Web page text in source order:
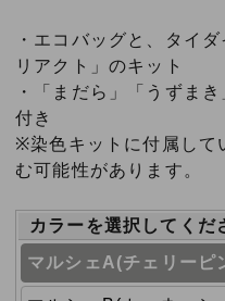
・エコバッグと、タイ
リアクト」のキット
・「まだら」「うずま
付き
※染色キットに付属して
む可能性があります。
カラーを選択してくだ
マルシェA(チェリーピ